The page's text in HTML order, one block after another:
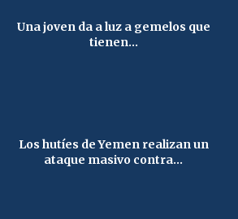
Una joven da a luz a gemelos que
tienen...
Los hutíes de Yemen realizan un
ataque masivo contra...